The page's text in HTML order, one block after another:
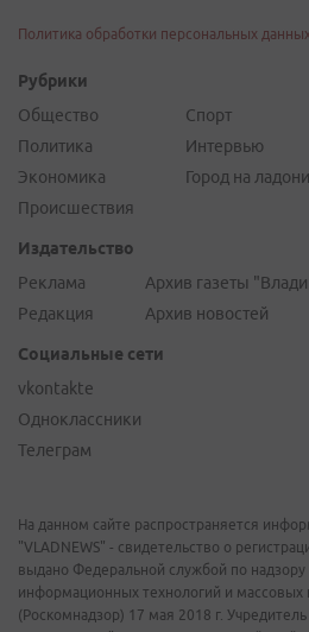
Политика обработки персональных данных
Рубрики
Общество
Политика
Экономика
Происшествия
Спорт
Интервью
Город на ладони
Издательство
Реклама
Редакция
Архив газеты
Архив новостей
Социальные сети
vkontakte
Одноклассники
Телеграм
На данном сайте распространяется
"VLADNEWS" - свидетельство о
выдано Федеральной службой по надзору
информационных технологий и массовых
(Роскомнадзор) 17 мая 2018 г.